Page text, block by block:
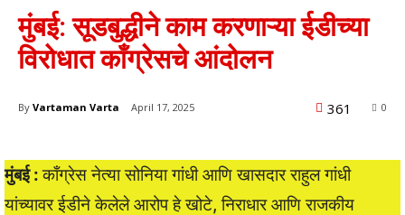
मुंबई: सूडबुद्धीने काम करणाऱ्या ईडीच्या
विरोधात काँग्रेसचे आंदोलन
By Vartaman Varta April 17, 2025 0
361
मुंबई :काँग्रेस नेत्या सोनिया गांधी आणि खासदार राहुल गांधी
यांच्यावर ईडीने केलेले आरोप हे खोटे, निराधार आणि राजकीय